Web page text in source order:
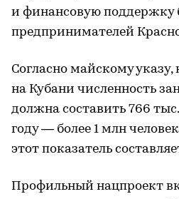
и финансовую поддержку
предпринимателей
Согласно майскому указу,
на Кубани численность
должна составить 766
году — более 1 млн
этот показатель
Профильный нацпроект